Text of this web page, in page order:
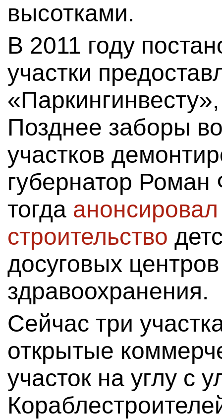
высотками.
В 2011 году
участки
Позднее заборы
участков
губернатор
тогда
строительство
досуговых
здравоохранения.
Сейчас три
открытые
участок на углу с